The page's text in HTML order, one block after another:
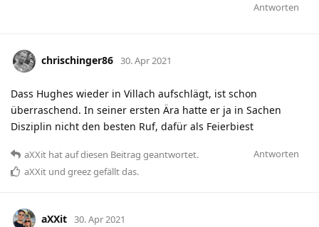
Antworten
chrischinger86 30. Apr 2021
Dass Hughes wieder in Villach aufschlägt, ist schon
überraschend. In seiner ersten Ära hatte er ja in Sachen
Disziplin nicht den besten Ruf, dafür als Feierbiest
Antworten
aXXit hatauf diesen Beitrag geantwortet.
aXXit und greezgefällt das.
aXXit 30. Apr 2021